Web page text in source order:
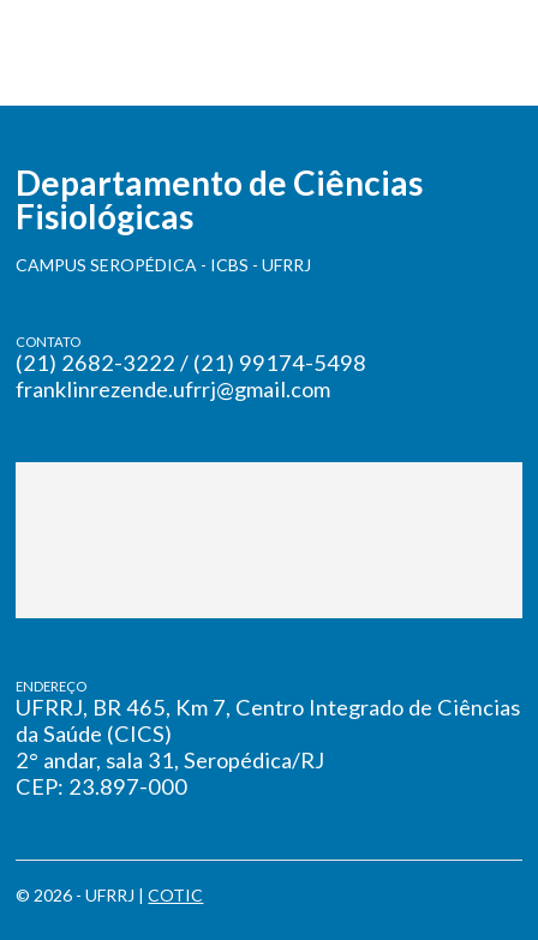
Departamento de Ciências
Fisiológicas
CAMPUS SEROPÉDICA - ICBS - UFRRJ
CONTATO
(21) 2682-3222 / (21) 99174-5498
franklinrezende.ufrrj@gmail.com
ENDEREÇO
UFRRJ, BR 465, Km 7, Centro Integrado de Ciências
da Saúde (CICS)
2° andar, sala 31, Seropédica/RJ
CEP: 23.897-000
© 2026 - UFRRJ |COTIC